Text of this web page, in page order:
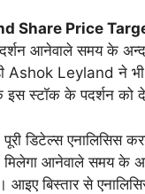
Share Price
आनेवाले समय के
Ashok Leyland ने भी
स्टॉक के पदर्शन को
डिटेल्स एनालिसिस
मिलेगा आनेवाले समय के
आइए बिस्तार से